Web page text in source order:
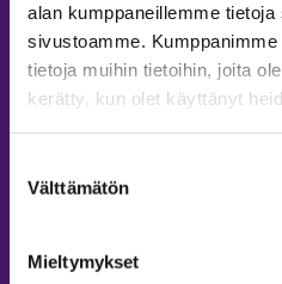
alan kumppaneillemme
sivustoamme.
tietoja muihin tietoihin, joita
kerätty, kun olet käyttänyt
valinta
Välttämätön
Mieltymykset